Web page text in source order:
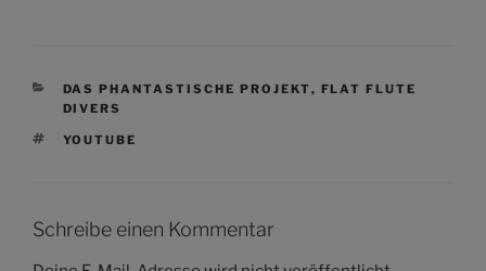
KATEGORIEN
DAS PHANTASTISCHE PROJEKT, FLAT FLUTE
DIVERS
SCHLAGWÖRTER
YOUTUBE
Schreibe einen Kommentar